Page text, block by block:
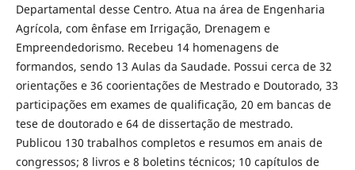
Departamental desse Centro. Atua na área de Engenharia
Agrícola, com ênfase em Irrigação, Drenagem e
Empreendedorismo. Recebeu 14 homenagens de
formandos, sendo 13 Aulas da Saudade. Possui cerca de 32
orientações e 36 coorientações de Mestrado e Doutorado, 33
participações em exames de qualificação, 20 em bancas de
tese de doutorado e 64 de dissertação de mestrado.
Publicou 130 trabalhos completos e resumos em anais de
congressos; 8 livros e 8 boletins técnicos; 10 capítulos de